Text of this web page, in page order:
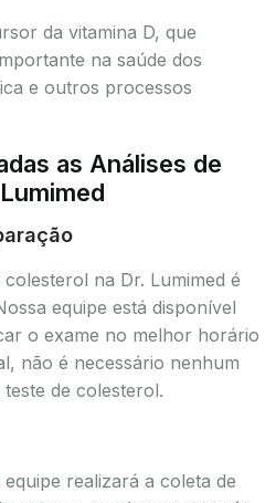
da vitamina D, que
na saúde dos
e outros processos
as Análises de
na Dr. Lumimed é
equipe está disponível
o exame no melhor horário
não é necessário nenhum
de colesterol.
realizará a coleta de